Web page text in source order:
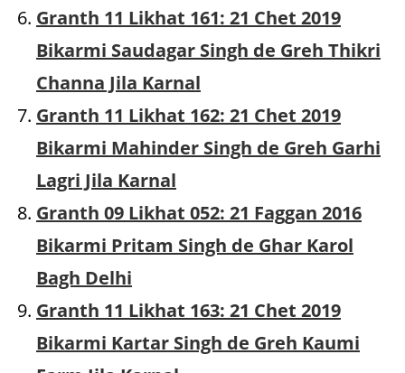
Granth 11 Likhat 161: 21 Chet 2019
Bikarmi Saudagar Singh de Greh Thikri
Channa Jila Karnal
Granth 11 Likhat 162: 21 Chet 2019
Bikarmi Mahinder Singh de Greh Garhi
Lagri Jila Karnal
Granth 09 Likhat 052: 21 Faggan 2016
Bikarmi Pritam Singh de Ghar Karol
Bagh Delhi
Granth 11 Likhat 163: 21 Chet 2019
Bikarmi Kartar Singh de Greh Kaumi